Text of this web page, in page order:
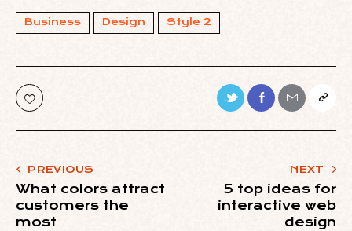
Business Design Style 2
PREVIOUS
What colors attract
customers the
most
NEXT
5 top ideas for
interactive web
design